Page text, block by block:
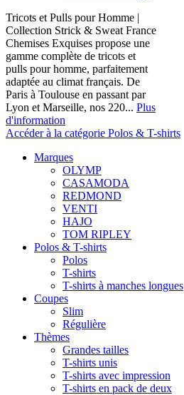
Tricots et Pulls pour Homme |
Collection Strick & Sweat France
Chemises Exquises propose une
gamme complète de tricots et
pulls pour homme, parfaitement
adaptée au climat français. De
Paris à Toulouse en passant par
Lyon et Marseille, nos 220... Plus
d'information
Accéder à la catégorie Polos & T-shirts
Marques
OLYMP
CASAMODA
REDMOND
VENTI
HAJO
TOM RIPLEY
Polos & T-shirts
Polos
T-shirts
T-shirts à manches longues
Coupes
Slim
Régulière
Thèmes
Grandes tailles
T-shirts unis
T-shirts avec impression
T-shirts en pack de deux